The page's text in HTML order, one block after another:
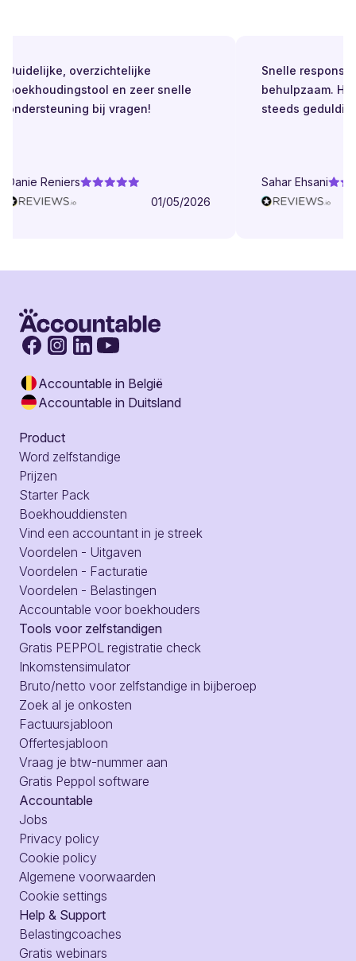
overzichtelijke
en zeer snelle
bij vragen!
Reniers
01/05/2026
Snelle respons.
behulpzaam.
steeds geduldig.
Sahar Ehsani
Accountable in België
Accountable in Duitsland
Product
Word zelfstandige
Prijzen
Starter Pack
Boekhouddiensten
Vind een accountant in je streek
Voordelen - Uitgaven
Voordelen - Facturatie
Voordelen - Belastingen
Accountable voor boekhouders
Tools voor zelfstandigen
Gratis PEPPOL registratie check
Inkomstensimulator
Bruto/netto voor zelfstandige in bijberoep
Zoek al je onkosten
Factuursjabloon
Offertesjabloon
Vraag je btw-nummer aan
Gratis Peppol software
Accountable
Jobs
Privacy policy
Cookie policy
Algemene voorwaarden
Cookie settings
Help & Support
Belastingcoaches
Gratis webinars